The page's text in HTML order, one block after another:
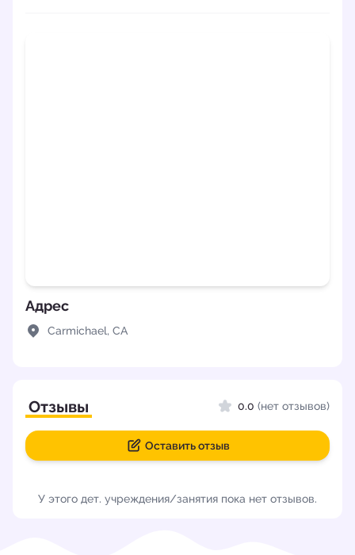
Адрес
Carmichael, CA
Отзывы 0.0 (нет отзывов)
Оставить отзыв
У этого дет. учреждения/занятия пока нет отзывов.